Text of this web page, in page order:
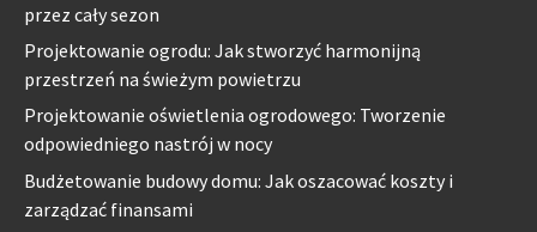
przez cały sezon
Projektowanie ogrodu: Jak stworzyć harmonijną
przestrzeń na świeżym powietrzu
Projektowanie oświetlenia ogrodowego: Tworzenie
odpowiedniego nastrój w nocy
Budżetowanie budowy domu: Jak oszacować koszty i
zarządzać finansami